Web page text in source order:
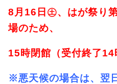
8月16日㊏、はが祭り
場のため、
15時閉館（受付終了14
※悪天候の場合は、翌